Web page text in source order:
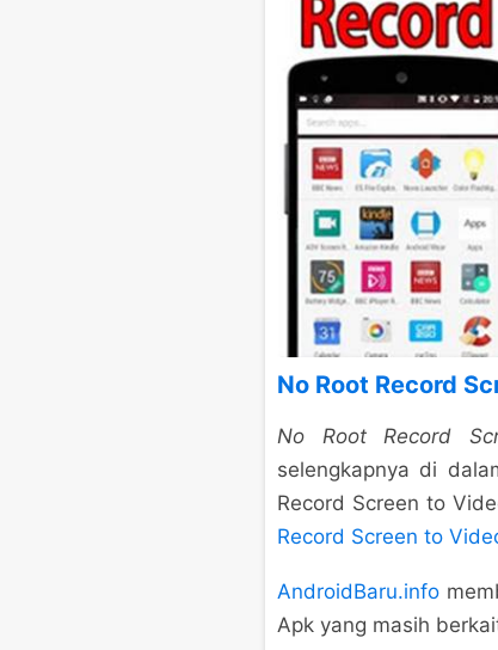
No Root Record
No Root Record
selengkapnya di
Record Screen to
Record Screen to
AndroidBaru.info
Apk yang masih